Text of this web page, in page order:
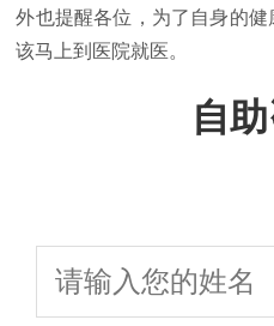
外也提醒各位，为了自身的
该马上到医院就医。
自